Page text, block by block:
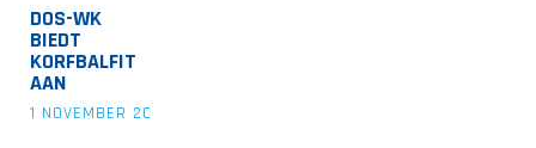
DOS-WK
BIEDT
KORFBALFIT
AAN
1 NOVEMBER 2022